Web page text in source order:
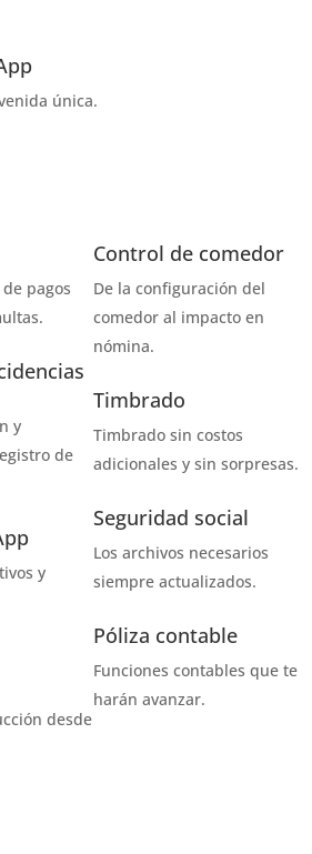
única.
pagos
y
de
y
desde
Control de comedor
De la configuración del
comedor al impacto en
nómina.
Timbrado
Timbrado sin costos
adicionales y sin sorpresas.
Seguridad social
Los archivos necesarios
siempre actualizados.
Póliza contable
Funciones contables que te
harán avanzar.